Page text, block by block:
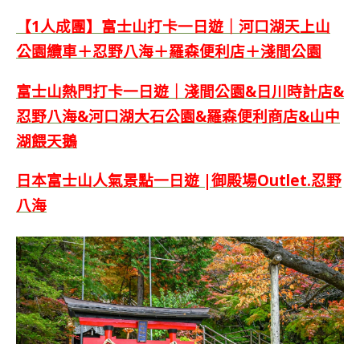
【1人成團】富士山打卡一日遊｜河口湖天上山
公園纜車＋忍野八海＋羅森便利店＋淺間公園
富士山熱門打卡一日遊｜淺間公園&日川時計店&
忍野八海&河口湖大石公園&羅森便利商店&山中
湖餵天鵝
日本富士山人氣景點一日遊 |御殿場Outlet.忍野
八海